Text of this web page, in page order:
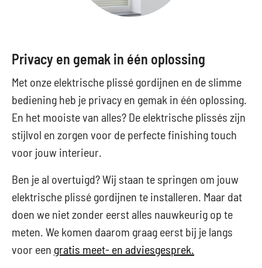
Privacy en gemak in één oplossing
Met onze elektrische plissé gordijnen en de slimme
bediening heb je privacy en gemak in één oplossing.
En het mooiste van alles? De elektrische plissés zijn
stijlvol en zorgen voor de perfecte finishing touch
voor jouw interieur.
Ben je al overtuigd? Wij staan te springen om jouw
elektrische plissé gordijnen te installeren. Maar dat
doen we niet zonder eerst alles nauwkeurig op te
meten. We komen daarom graag eerst bij je langs
voor een gratis meet- en adviesgesprek.